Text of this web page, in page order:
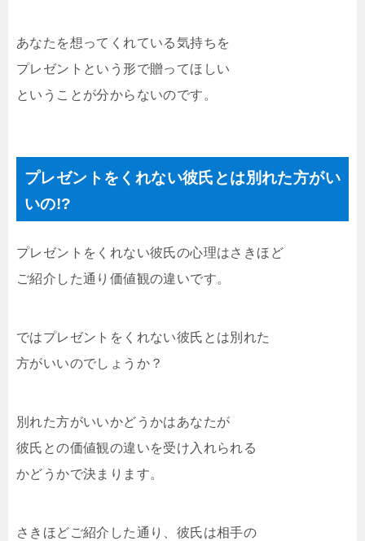
あなたを想ってくれている気持ちを
プレゼントという形で贈ってほしい
ということが分からないのです。
プレゼントをくれない彼氏とは別れた方がい
いの!?
プレゼントをくれない彼氏の心理はさきほど
ご紹介した通り価値観の違いです。
ではプレゼントをくれない彼氏とは別れた
方がいいのでしょうか？
別れた方がいいかどうかはあなたが
彼氏との価値観の違いを受け入れられる
かどうかで決まります。
さきほどご紹介した通り、彼氏は相手の